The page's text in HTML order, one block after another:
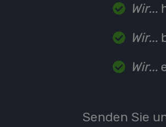
Wir...
Wir...
Wir...
Senden Sie